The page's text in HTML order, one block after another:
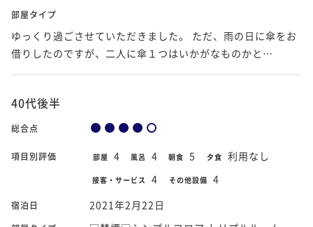
部屋タイプ
ゆっくり過ごさせていただきました。 ただ、雨の日に傘をお
借りしたのですが、二人に傘１つはいかがなものかと…
40代後半
総合点
項目別評価 部屋 4 風呂 4 朝食 5 夕食 利用なし
接客・サービス 4 その他設備 4
宿泊日 2021年2月22日